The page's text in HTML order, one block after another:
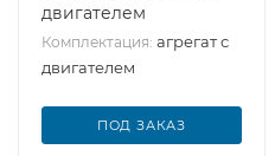
двигателем
Комплектация: агрегат с
двигателем
ПОД ЗАКАЗ